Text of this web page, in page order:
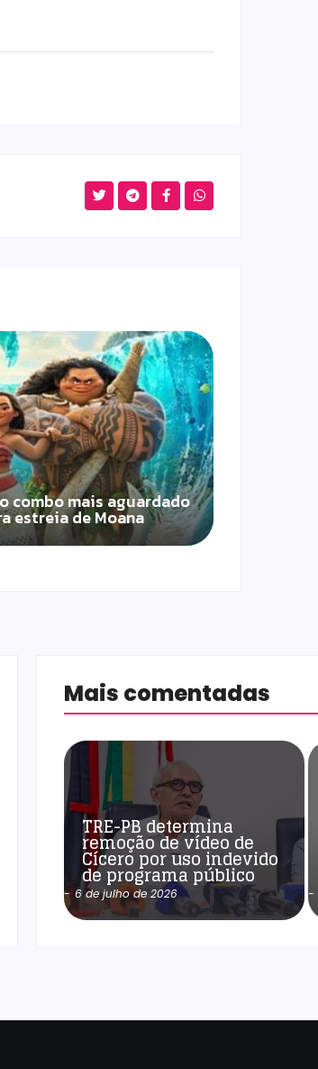
combo mais aguardado
estreia de Moana
Mais comentadas
TRE-PB determina
remoção de vídeo de
Cícero por uso indevido
de programa público
- 6 de julho de 2026 -